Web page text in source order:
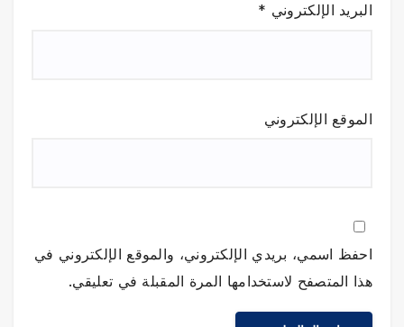
البريد الإلكتروني *
الموقع الإلكتروني
احفظ اسمي، بريدي الإلكتروني، والموقع الإلكتروني في
هذا المتصفح لاستخدامها المرة المقبلة في تعليقي.